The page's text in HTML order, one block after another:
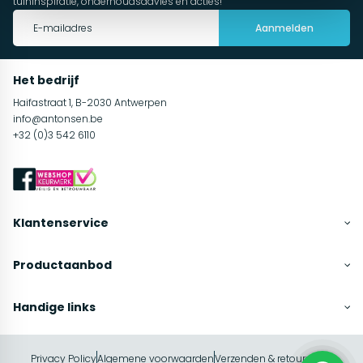
Aanmelden
Het bedrijf
Haifastraat 1, B-2030 Antwerpen
info@antonsen.be
+32 (0)3 542 6110
Klantenservice
Productaanbod
Handige links
Privacy PolicyAlgemene voorwaardenVerzenden & retourneren